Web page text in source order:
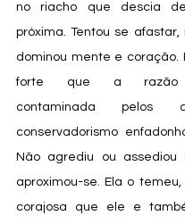
no riacho que descia
próxima. Tentou se
dominou mente e coração.
forte que a razão
contaminada pelos
conservadorismo
Não agrediu ou
aproximou-se. Ela o
corajosa que ele e